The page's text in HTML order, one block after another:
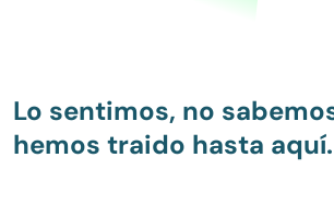
Lo sentimos, no
hemos traido hasta aquí.